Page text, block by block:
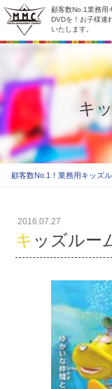
顧客数No.1業務用
DVDを！お子様連
いたします。
キ
顧客数No.1！業務用キッズ
2016.07.27
キッズル